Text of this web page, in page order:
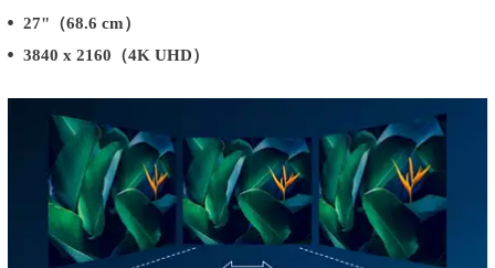
27"（68.6 cm）
3840 x 2160（4K UHD）